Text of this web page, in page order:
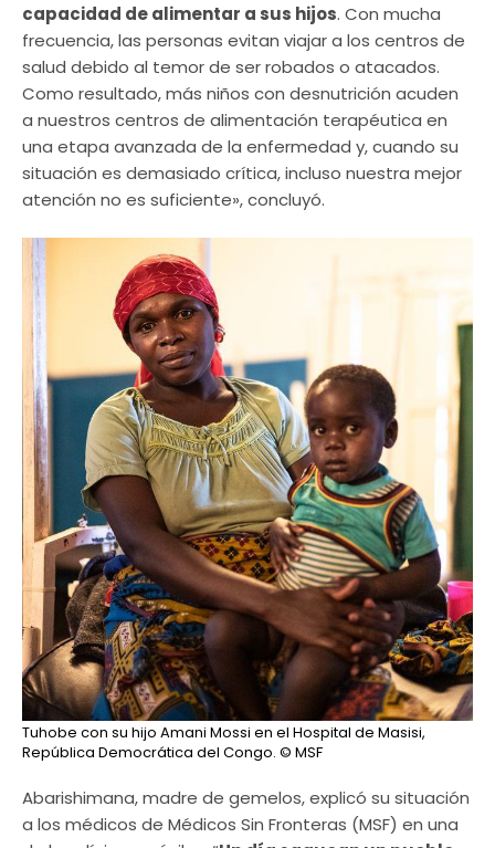
capacidad de alimentar a sus hijos. Con mucha
frecuencia, las personas evitan viajar a los centros de
salud debido al temor de ser robados o atacados.
Como resultado, más niños con desnutrición acuden
a nuestros centros de alimentación terapéutica en
una etapa avanzada de la enfermedad y, cuando su
situación es demasiado crítica, incluso nuestra mejor
atención no es suficiente», concluyó.
Tuhobe con su hijo Amani Mossi en el Hospital de Masisi,
República Democrática del Congo. © MSF
Abarishimana, madre de gemelos, explicó su situación
a los médicos de Médicos Sin Fronteras (MSF) en una